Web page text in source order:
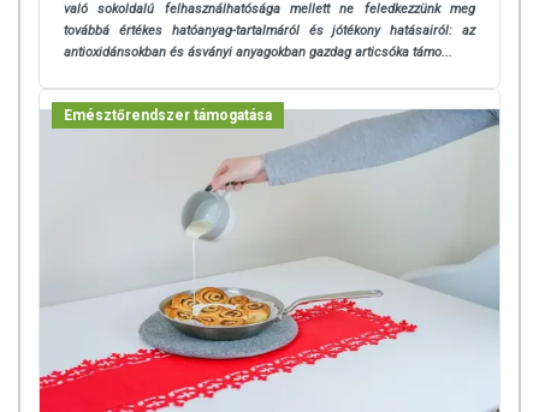
való sokoldalú felhasználhatósága mellett ne feledkezzünk meg
továbbá értékes hatóanyag-tartalmáról és jótékony hatásairól: az
antioxidánsokban és ásványi anyagokban gazdag articsóka támo...
Emésztőrendszer támogatása